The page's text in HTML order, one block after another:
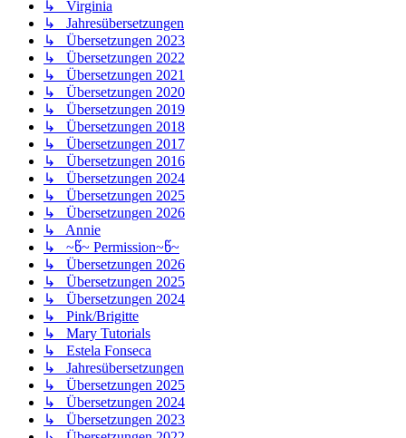
↳ Virginia
↳ Jahresübersetzungen
↳ Übersetzungen 2023
↳ Übersetzungen 2022
↳ Übersetzungen 2021
↳ Übersetzungen 2020
↳ Übersetzungen 2019
↳ Übersetzungen 2018
↳ Übersetzungen 2017
↳ Übersetzungen 2016
↳ Übersetzungen 2024
↳ Übersetzungen 2025
↳ Übersetzungen 2026
↳ Annie
↳ ~წ~ Permission~წ~
↳ Übersetzungen 2026
↳ Übersetzungen 2025
↳ Übersetzungen 2024
↳ Pink/Brigitte
↳ Mary Tutorials
↳ Estela Fonseca
↳ Jahresübersetzungen
↳ Übersetzungen 2025
↳ Übersetzungen 2024
↳ Übersetzungen 2023